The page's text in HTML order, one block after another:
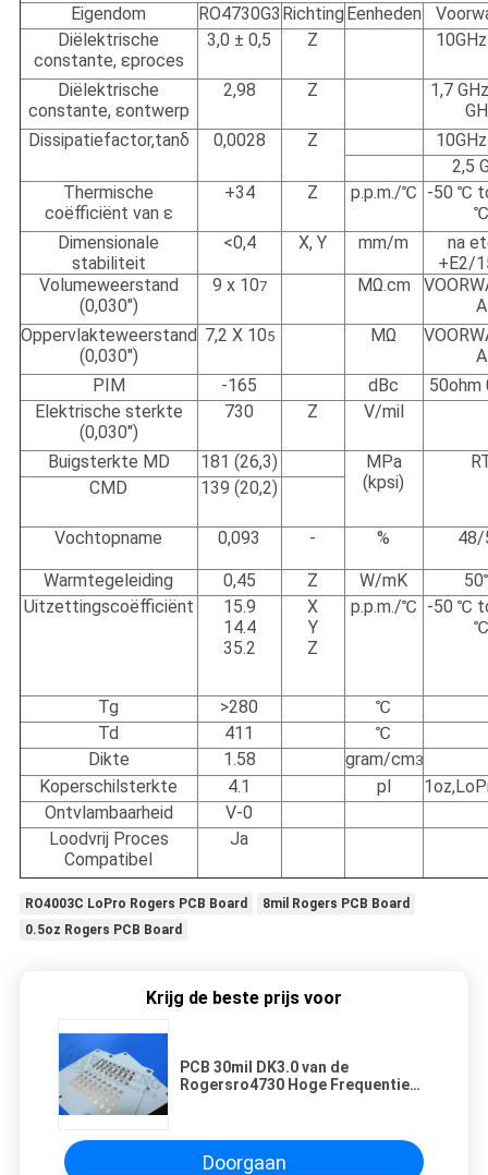
Eigendom RO4730G3 Richting Eenheden
Diëlektrische
constante, εproces
3,0 ± 0,5 Z
Diëlektrische
constante, εontwerp
2,98 Z
1,7
Dissipatiefactor,tanδ
0,0028 Z
2,5
Thermische
coëfficiënt van ε
+34 Z p.p.m./℃ -50 ℃
℃
Dimensionale
stabiliteit
<0,4 X, Y mm/m
na
+E2/
Volumeweerstand
(0,030")
9 x 107 MΩ.cm
A
Oppervlakteweerstand
(0,030")
7,2 X 105 MΩ
A
PIM
-165 dBc
50ohm
Elektrische sterkte
(0,030")
730 Z V/mil
Buigsterkte MD 181 (26,3)
MPa
(kpsi)
CMD
139 (20,2)
Vochtopname 0,093 - % 48/
Warmtegeleiding 0,45 Z W/mK
Uitzettingscoëfficiënt
15.9
14.4
35.2
X
Y
Z
p.p.m./℃ -50 ℃
℃
Tg >280
℃
Td
411
℃
Dikte
1.58 gram/cm3
Koperschilsterkte 4.1 pl
Ontvlambaarheid
V-0
Loodvrij Proces
Compatibel
Ja
RO4003C LoPro Rogers PCB Board
8mil Rogers PCB Board
0.5oz Rogers PCB Board
Krijg de beste prijs voor
PCB 30mil DK3.0 van de
Rogersro4730 Hoge Frequentie
Doorgaan